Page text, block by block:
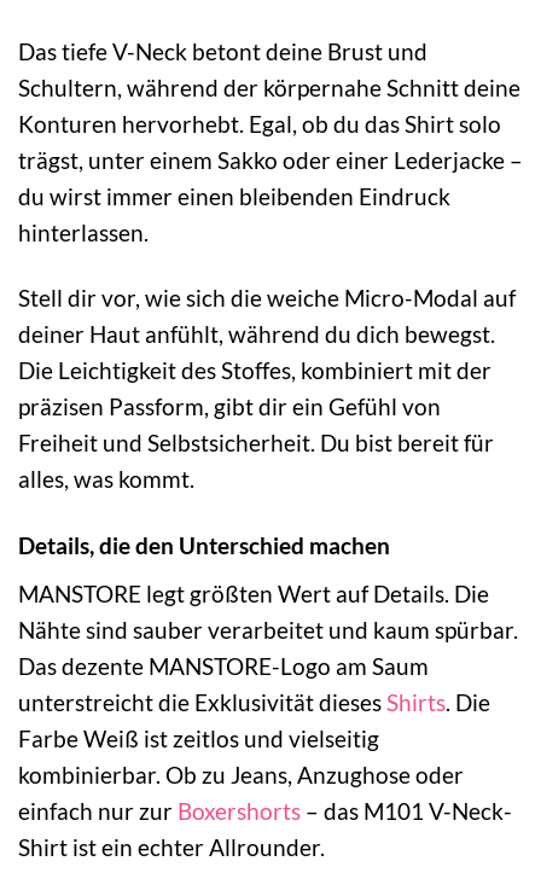
Das tiefe V-Neck betont deine Brust und
Schultern, während der körpernahe Schnitt deine
Konturen hervorhebt. Egal, ob du das Shirt solo
trägst, unter einem Sakko oder einer Lederjacke –
du wirst immer einen bleibenden Eindruck
hinterlassen.
Stell dir vor, wie sich die weiche Micro-Modal auf
deiner Haut anfühlt, während du dich bewegst.
Die Leichtigkeit des Stoffes, kombiniert mit der
präzisen Passform, gibt dir ein Gefühl von
Freiheit und Selbstsicherheit. Du bist bereit für
alles, was kommt.
Details, die den Unterschied machen
MANSTORE legt größten Wert auf Details. Die
Nähte sind sauber verarbeitet und kaum spürbar.
Das dezente MANSTORE-Logo am Saum
unterstreicht die Exklusivität diesesShirts. Die
Farbe Weiß ist zeitlos und vielseitig
kombinierbar. Ob zu Jeans, Anzughose oder
einfach nur zur Boxershorts – das M101 V-Neck-
Shirt ist ein echter Allrounder.